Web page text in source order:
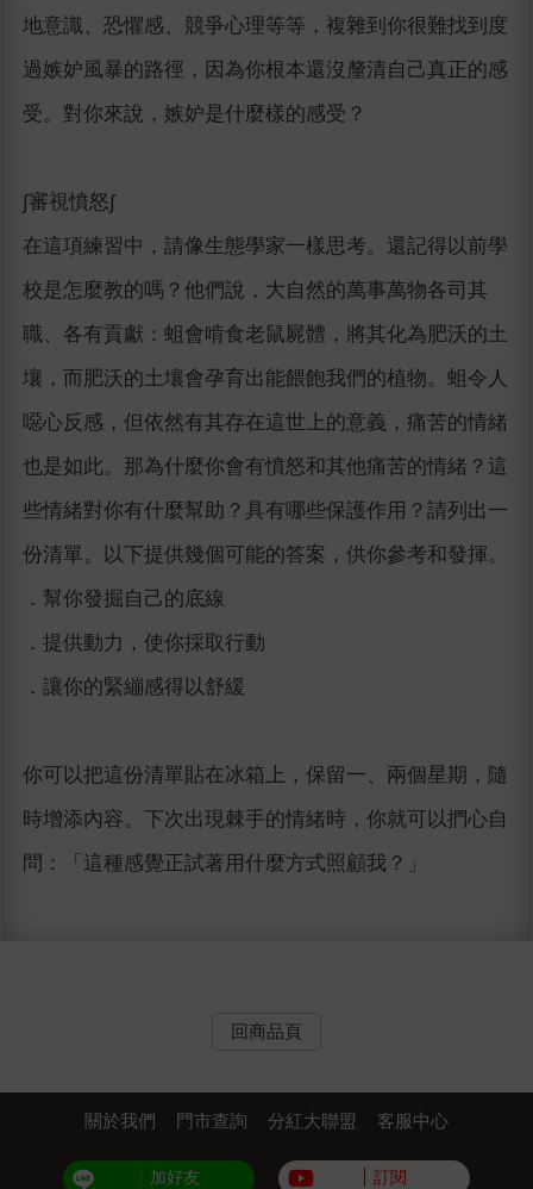
地意識、恐懼感、競爭心理等等，複雜到你很難找到度
過嫉妒風暴的路徑，因為你根本還沒釐清自己真正的感
受。對你來說，嫉妒是什麼樣的感受？
∫審視憤怒∫
在這項練習中，請像生態學家一樣思考。還記得以前學
校是怎麼教的嗎？他們說，大自然的萬事萬物各司其
職、各有貢獻：蛆會啃食老鼠屍體，將其化為肥沃的土
壤，而肥沃的土壤會孕育出能餵飽我們的植物。蛆令人
噁心反感，但依然有其存在這世上的意義，痛苦的情緒
也是如此。那為什麼你會有憤怒和其他痛苦的情緒？這
些情緒對你有什麼幫助？具有哪些保護作用？請列出一
份清單。以下提供幾個可能的答案，供你參考和發揮。
．幫你發掘自己的底線
．提供動力，使你採取行動
．讓你的緊繃感得以舒緩
你可以把這份清單貼在冰箱上，保留一、兩個星期，隨
時增添內容。下次出現棘手的情緒時，你就可以捫心自
問：「這種感覺正試著用什麼方式照顧我？」
回商品頁
關於我們 門市查詢 分紅大聯盟 客服中心
加好友 訂閱